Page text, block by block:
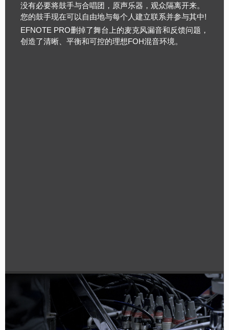
没有必要将鼓手与合唱团，原声乐器，观众隔离开来。
您的鼓手现在可以自由地与每个人建立联系并参与其中!
EFNOTE PRO删掉了舞台上的麦克风漏音和反馈问题，
创造了清晰、平衡和可控的理想FOH混音环境。